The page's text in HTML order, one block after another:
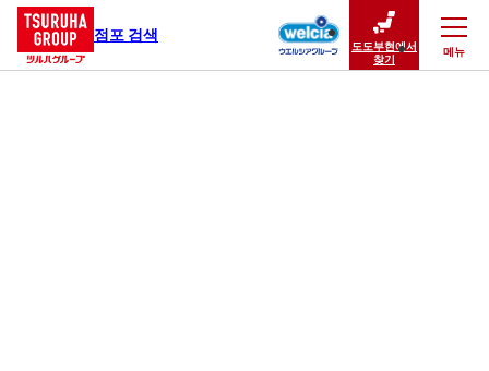
점포 검색
도도부현에서
찾기
메뉴
닫기